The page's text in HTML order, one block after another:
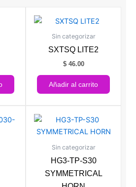
Sin categorizar
SXTSQ LITE2
$46.00
Añadir al carrito
Sin categorizar
HG3-TP-S30
SYMMETRICAL